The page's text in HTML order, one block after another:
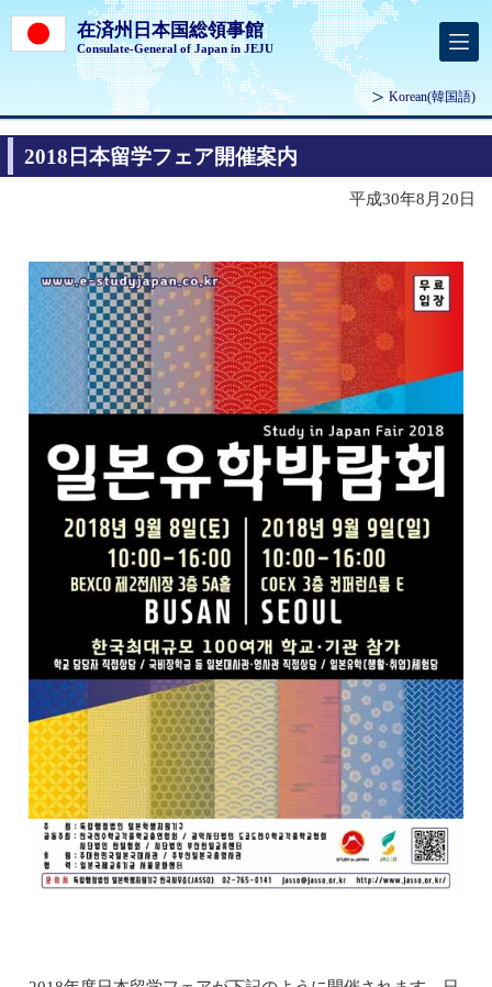
在済州日本国総領事館
Consulate-General of Japan in JEJU
Korean(韓国語)
2018日本留学フェア開催案内
平成30年8月20日